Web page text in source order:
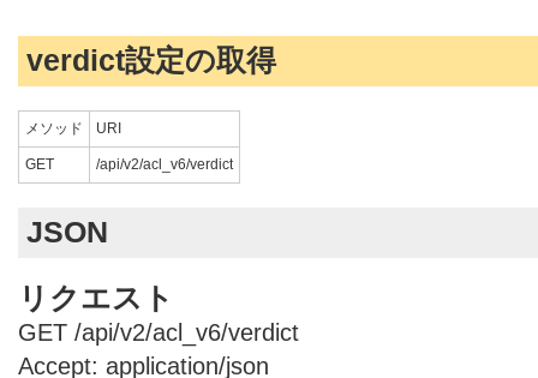
verdict設定の取得
メソッド URI
GET /api/v2/acl_v6/verdict
JSON
リクエスト
GET /api/v2/acl_v6/verdict
Accept: application/json